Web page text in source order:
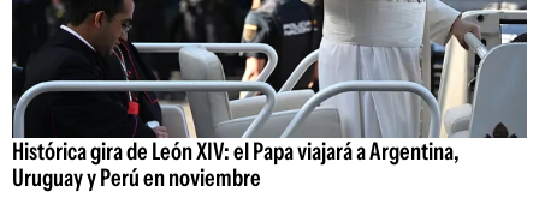
Histórica gira de León XIV: el Papa viajará a Argentina,
Uruguay y Perú en noviembre